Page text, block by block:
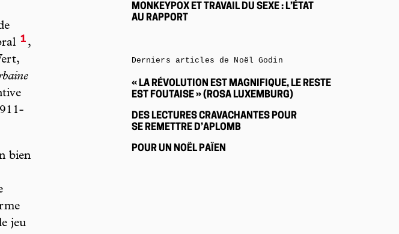
1 ,
bien
jeu
MONKEYPOX ET TRAVAIL DU SEXE : L’ÉTAT
AU RAPPORT
Derniers articles de Noël Godin
« LA RÉVOLUTION EST MAGNIFIQUE, LE RESTE
EST FOUTAISE » (ROSA LUXEMBURG)
DES LECTURES CRAVACHANTES POUR
SE REMETTRE D’APLOMB
POUR UN NOËL PAÏEN